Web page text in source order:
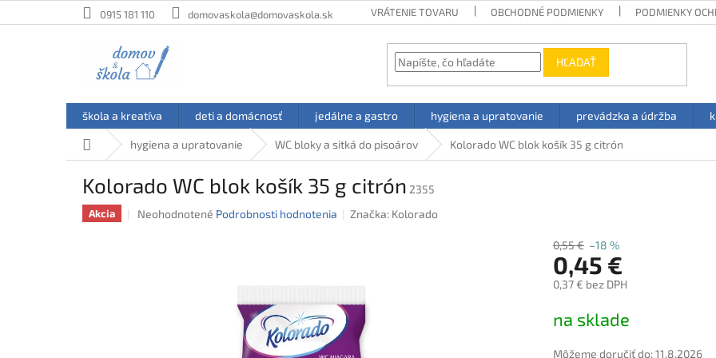
na
0915 181 110 domovaskola@domovaskola.sk VRÁTENIE TOVARU OBCHODNÉ PODMIENKY PODMIENKY
HĽADAŤ
škola a kreatíva deti a domácnosť jedálne a gastro hygiena a upratovanie prevádzka a údržba
Domovhygiena a upratovanie WC bloky a sitká do pisoárov Kolorado WC blok košík 35 g citrón
Kolorado WC blok košík 35 g citrón 2355
Akcia
Priemerné
Neohodnotené Podrobnosti hodnotenia Značka: Kolorado
0,55 € –18 %
0,45 €
0,37 € bez DPH
cena:
na sklade
Môžeme doručiť do:11.8.2026